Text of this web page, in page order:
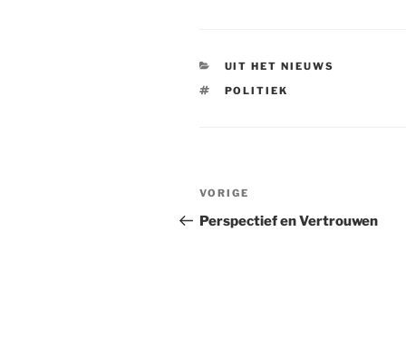
CATEGORIEËN
UIT HET NIEUWS
TAGS
POLITIEK
Bericht
navigatie
Vorig
bericht
VORIGE
Perspectief en Vertrouwen